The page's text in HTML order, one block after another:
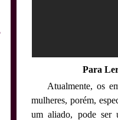
Para
Atualmente, os
mulheres, porém,
um aliado, pode ser